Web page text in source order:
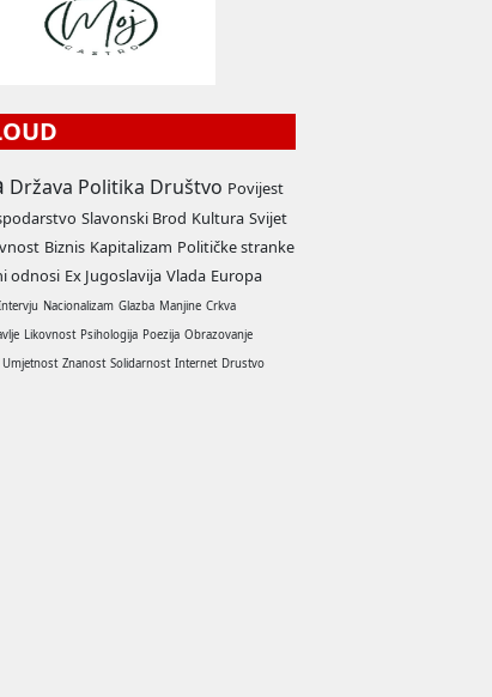
Država Politika Društvo Povijest
Slavonski Brod Kultura Svijet
Biznis Kapitalizam Političke stranke
odnosi Ex Jugoslavija Vlada Europa
Nacionalizam Glazba Manjine Crkva
Likovnost Psihologija Poezija Obrazovanje
Umjetnost Znanost Solidarnost Internet Drustvo